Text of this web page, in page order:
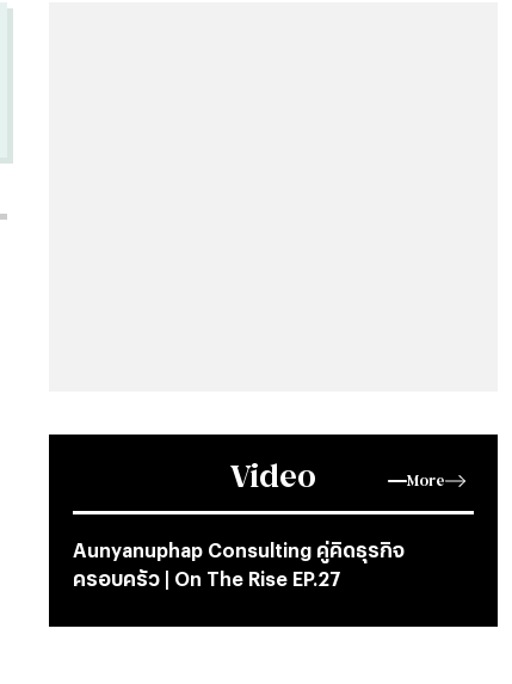
Video More
Aunyanuphap Consulting คู่คิดธุรกิจ
ครอบครัว | On The Rise EP.27